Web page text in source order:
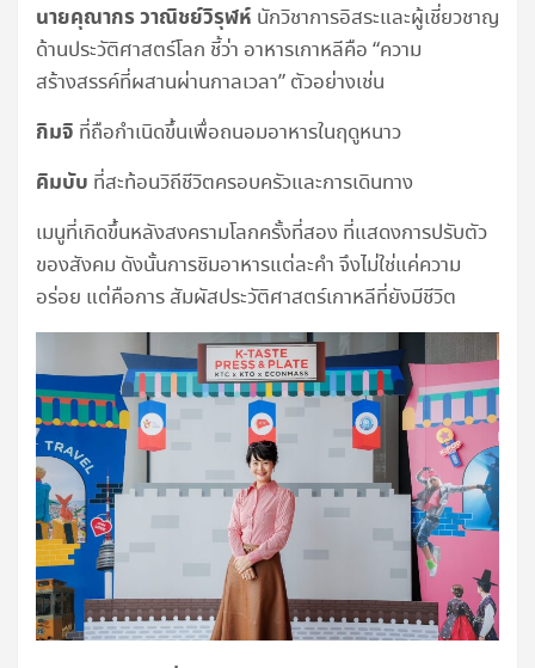
นายคุณากร วาณิชย์วิรุฬห์ นักวิชาการอิสระและผู้เชี่ยวชาญ
ด้านประวัติศาสตร์โลก ชี้ว่า อาหารเกาหลีคือ “ความ
สร้างสรรค์ที่ผสานผ่านกาลเวลา” ตัวอย่างเช่น
กิมจิ ที่ถือกำเนิดขึ้นเพื่อถนอมอาหารในฤดูหนาว
คิมบับ ที่สะท้อนวิถีชีวิตครอบครัวและการเดินทาง
เมนูที่เกิดขึ้นหลังสงครามโลกครั้งที่สอง ที่แสดงการปรับตัว
ของสังคม ดังนั้นการชิมอาหารแต่ละคำ จึงไม่ใช่แค่ความ
อร่อย แต่คือการ สัมผัสประวัติศาสตร์เกาหลีที่ยังมีชีวิต